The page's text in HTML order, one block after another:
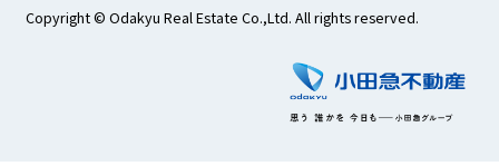
Copyright © Odakyu Real Estate Co.,Ltd. All rights reserved.